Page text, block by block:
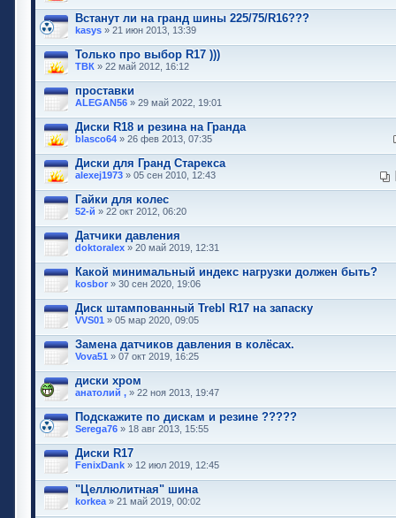
Встанут ли на гранд шины 225/75/R16???
kasys » 21 июн 2013, 13:39
Только про выбор R17 )))
ТВК » 22 май 2012, 16:12
проставки
ALEGAN56 » 29 май 2022, 19:01
Диски R18 и резина на Гранда
blasco64 » 26 фев 2013, 07:35
Диски для Гранд Старекса
alexej1973 » 05 сен 2010, 12:43
Гайки для колес
52-й » 22 окт 2012, 06:20
Датчики давления
doktoralex » 20 май 2019, 12:31
Какой минимальный индекс нагрузки должен быть?
kosbor » 30 сен 2020, 19:06
Диск штампованный Trebl R17 на запаску
VVS01 » 05 мар 2020, 09:05
Замена датчиков давления в колёсах.
Vova51 » 07 окт 2019, 16:25
диски хром
анатолий , » 22 ноя 2013, 19:47
Подскажите по дискам и резине ?????
Serega76 » 18 авг 2013, 15:55
Диски R17
FenixDank » 12 июл 2019, 12:45
"Целлюлитная" шина
korkea » 21 май 2019, 00:02